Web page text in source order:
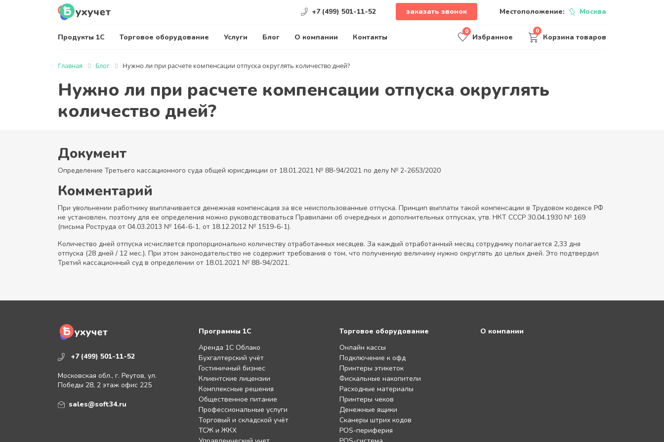
+7 (499) 501-11-52 заказать звонок Местоположение: Москва
Продукты 1С Торговое оборудование Услуги Блог О компании Контакты Избранное
0
Корзина товаров
0
Главная Блог Нужно ли при расчете компенсации отпуска округлять количество дней?
Нужно ли при расчете компенсации отпуска округлять
количество дней?
Документ
Определение Третьего кассационного суда общей юрисдикции от 18.01.2021 № 88-94/2021 по делу № 2-2653/2020
Комментарий
При увольнении работнику выплачивается денежная компенсация за все неиспользованные отпуска. Принцип выплаты такой компенсации в Трудовом кодексе РФ
не установлен, поэтому для ее определения можно руководствоваться Правилами об очередных и дополнительных отпусках, утв. НКТ СССР 30.04.1930 № 169
(письма Роструда от 04.03.2013 № 164-6-1, от 18.12.2012 № 1519-6-1).
Количество дней отпуска исчисляется пропорционально количеству отработанных месяцев. За каждый отработанный месяц сотруднику полагается 2,33 дня
отпуска (28 дней / 12 мес.). При этом законодательство не содержит требования о том, что полученную величину нужно округлять до целых дней. Это подтвердил
Третий кассационный суд в определении от 18.01.2021 № 88-94/2021.
+7 (499) 501-11-52
Московская обл., г. Реутов, ул.
Победы 28, 2 этаж офис 225
sales@soft34.ru
Программы 1С
Аренда 1С Облако
Бухгалтерский учёт
Гостиничный бизнес
Клиентские лицензии
Комплексные решения
Общественное питание
Профессиональные услуги
Торговый и складской учёт
ТСЖ и ЖКХ
Торговое оборудование
Онлайн кассы
Подключение к офд
Принтеры этикеток
Фискальные накопители
Расходные материалы
Принтеры чеков
Денежные ящики
Сканеры штрих кодов
POS-периферия
О компании